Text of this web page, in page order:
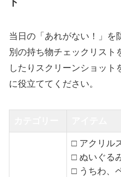
当日の「あれがない！」を
別の持ち物チェックリスト
したりスクリーンショット
に役立ててください。
□ アクリル
□ ぬいぐる
□ うちわ、